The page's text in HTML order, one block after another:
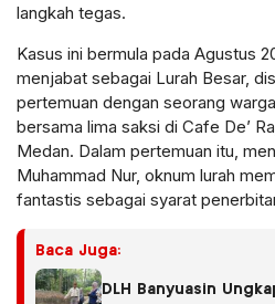
langkah tegas.
Kasus ini bermula pada Agustus
menjabat sebagai Lurah Besar,
pertemuan dengan seorang
bersama lima saksi di Cafe De’
Medan. Dalam pertemuan itu,
Muhammad Nur, oknum lurah
fantastis sebagai syarat
Baca Juga:
DLH Banyuasin